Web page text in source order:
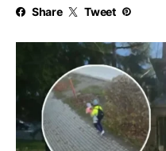
Share Tweet